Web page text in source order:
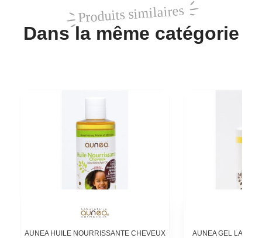
Produits similaires
Dans la même catégorie
AUNEA HUILE NOURRISSANTE CHEVEUX
AUNEA GEL